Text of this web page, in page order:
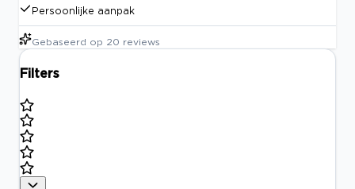
Persoonlijke aanpak
Gebaseerd op 20 reviews
Filters